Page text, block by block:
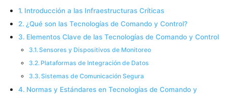
Introducción a las Infraestructuras Críticas
¿Qué son las Tecnologías de Comando y Control?
Elementos Clave de las Tecnologías de Comando y Control
Sensores y Dispositivos de Monitoreo
Plataformas de Integración de Datos
Sistemas de Comunicación Segura
Normas y Estándares en Tecnologías de Comando y